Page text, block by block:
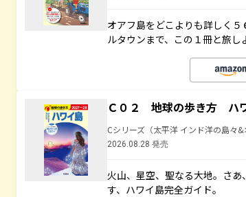
オアフ島をどこよりも詳しく
ルタウンまで、この１冊と旅し
Ｃ０２ 地球の歩き方 ハ
Cシリーズ（太平洋 インド洋の島々
2026.08.28 発売
火山、星空、聖なる大地――。
す、ハワイ島完全ガイド。